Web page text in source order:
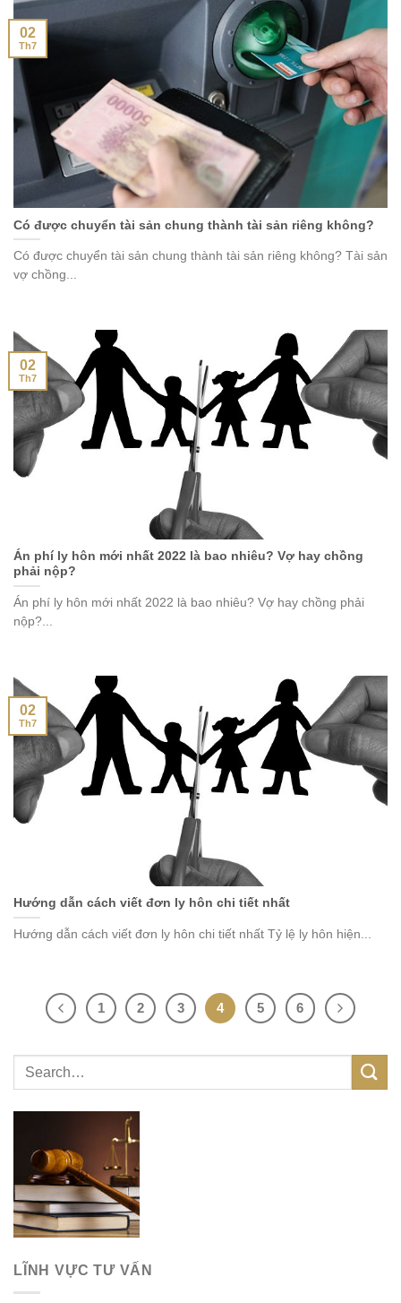
LĨNH VỰC TƯ VẤN
Có được chuyển tài sản chung thành tài sản riêng không?
Có được chuyển tài sản chung thành tài sản riêng không? Tài sản
vợ chồng...
02
Th7
Án phí ly hôn mới nhất 2022 là bao nhiêu? Vợ hay chồng
phải nộp?
Án phí ly hôn mới nhất 2022 là bao nhiêu? Vợ hay chồng phải
nộp?...
02
Th7
Hướng dẫn cách viết đơn ly hôn chi tiết nhất
Hướng dẫn cách viết đơn ly hôn chi tiết nhất Tỷ lệ ly hôn hiện...
02
Th7
1 2 3 4 5 6